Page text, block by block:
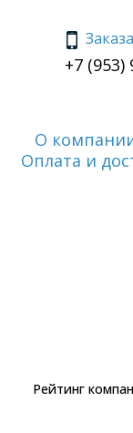
+7 (953)
О
Оплата и
Рейтинг